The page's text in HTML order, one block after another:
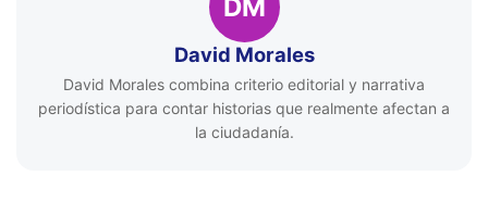
DM
David Morales
David Morales combina criterio editorial y narrativa
periodística para contar historias que realmente afectan a
la ciudadanía.